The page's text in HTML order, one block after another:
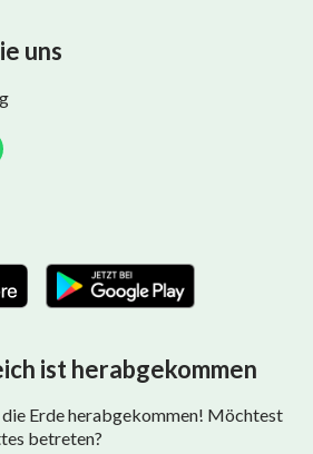
uns
ist herabgekommen
Erde herabgekommen! Möchtest
betreten?